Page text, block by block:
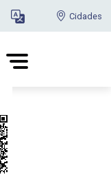
Cidades